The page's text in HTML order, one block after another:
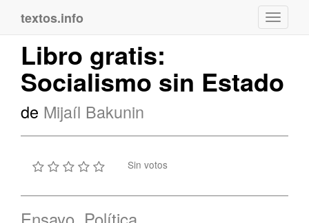
textos.info
Libro gratis:
Socialismo sin Estado
de Mijaíl Bakunin
Sin votos